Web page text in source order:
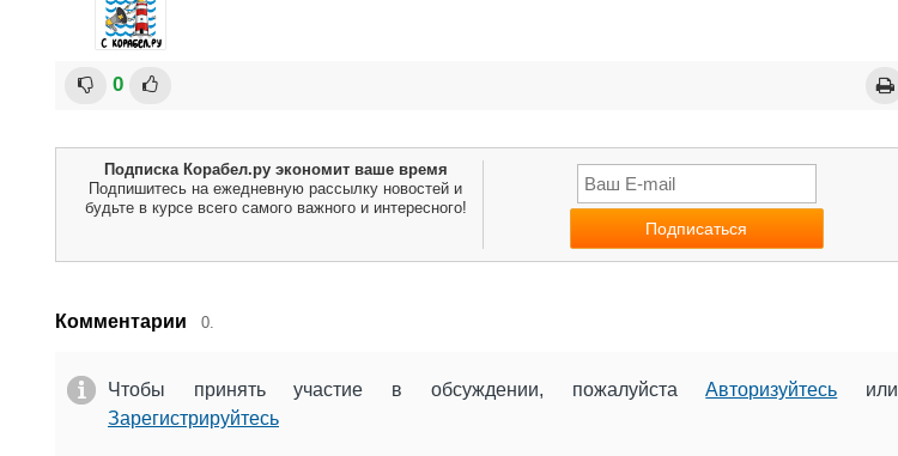
0
Подписка Корабел.ру экономит ваше время
Подпишитесь на ежедневную рассылку новостей и
будьте в курсе всего самого важного и интересного!
Комментарии 0.
Чтобы принять участие в обсуждении, пожалуйстаАвторизуйтесь или
Зарегистрируйтесь